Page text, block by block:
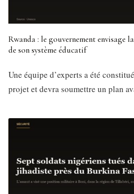
Rwanda : le gouvernement
de son système éducatif
Une équipe d’experts a été
projet et devra soumettre un plan